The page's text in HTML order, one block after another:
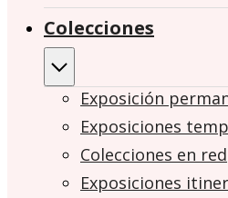
Colecciones
Exposición
Exposiciones
Colecciones en red
Exposiciones